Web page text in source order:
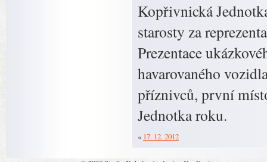
Kopřivnická
starosty za
Prezentace
havarovaného
příznivců, první
Jednotka roku.
« 17. 12. 2012